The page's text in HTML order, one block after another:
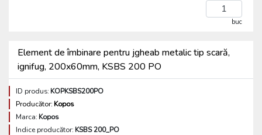
buc
Element de îmbinare pentru jgheab metalic tip scară,
ignifug, 200x60mm, KSBS 200 PO
ID produs:KOPKSBS200PO
Producător:Kopos
Marca:Kopos
Indice producător:KSBS 200_PO